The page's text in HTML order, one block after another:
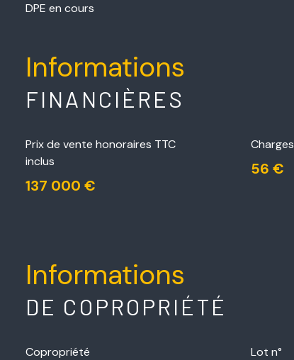
DPE en cours
Informations
FINANCIÈRES
Prix de vente honoraires TTC
inclus
137 000 €
Charges
56 €
Informations
DE COPROPRIÉTÉ
Copropriété Lot n°